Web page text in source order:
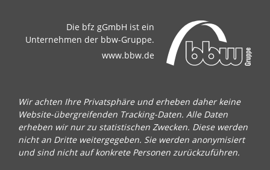
Die bfz gGmbH ist ein
Unternehmen der bbw-Gruppe.
www.bbw.de
Wir achten Ihre Privatsphäre und erheben daher keine
Website-übergreifenden Tracking-Daten. Alle Daten
erheben wir nur zu statistischen Zwecken. Diese werden
nicht an Dritte weitergegeben. Sie werden anonymisiert
und sind nicht auf konkrete Personen zurückzuführen.